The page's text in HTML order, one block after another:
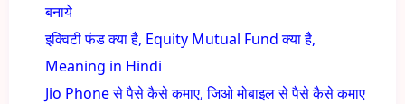
बनाये
इक्विटी फंड क्या है, Equity Mutual Fund क्या है,
Meaning in Hindi
Jio Phone से पैसे कैसे कमाए, जिओ मोबाइल से पैसे कैसे कमाए